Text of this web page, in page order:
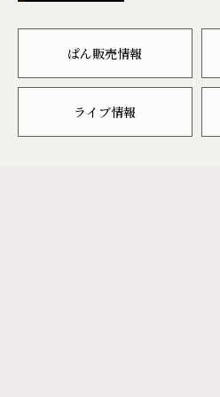
ぱん販売情報
ライブ情報